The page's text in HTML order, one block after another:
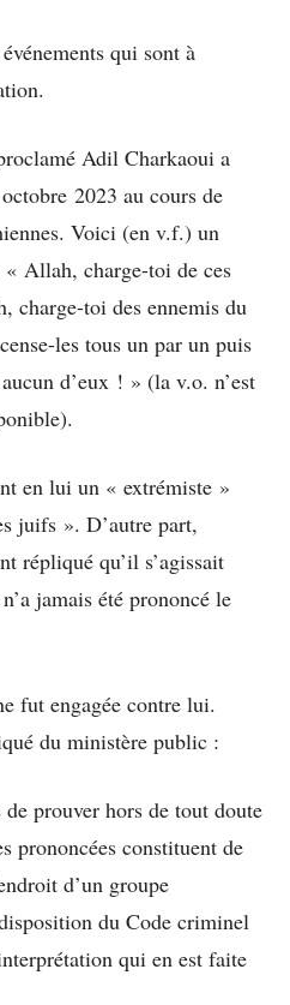
qui sont à
Adil Charkaoui a
2023 au cours de
Voici (en v.f.) un
Allah, charge-toi de ces
charge-toi des ennemis du
les tous un par un puis
d’eux ! » (la v.o. n’est
en lui un « extrémiste »
juifs ». D’autre part,
répliqué qu’il s’agissait
jamais été prononcé le
fut engagée contre lui.
du ministère public :
prouver hors de tout doute
prononcées constituent de
d’un groupe
du Code criminel
qui en est faite